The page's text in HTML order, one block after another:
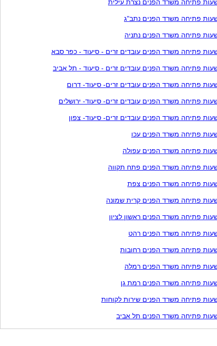
פתיחה משרד הפנים נצרת עילית
פתיחה משרד הפנים נתב"ג
פתיחה משרד הפנים נתניה
פתיחה משרד הפנים עובדים זרים - סיעוד - כפר סבא
פתיחה משרד הפנים עובדים זרים - סיעוד - תל אביב
פתיחה משרד הפנים עובדים זרים- סיעוד- דרום
פתיחה משרד הפנים עובדים זרים- סיעוד- ירושלים
פתיחה משרד הפנים עובדים זרים- סיעוד- צפון
פתיחה משרד הפנים עכו
פתיחה משרד הפנים עפולה
פתיחה משרד הפנים פתח תקווה
פתיחה משרד הפנים צפת
פתיחה משרד הפנים קרית שמונה
פתיחה משרד הפנים ראשון לציון
פתיחה משרד הפנים רהט
פתיחה משרד הפנים רחובות
פתיחה משרד הפנים רמלה
פתיחה משרד הפנים רמת גן
פתיחה משרד הפנים שירות לקוחות
פתיחה משרד הפנים תל אביב